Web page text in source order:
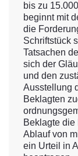
bis zu
beginnt mit
die
Schriftstück
Tatsachen
sich der
und den
Ausstellung
Beklagten
Beklagte die
Ablauf von
ein Urteil in